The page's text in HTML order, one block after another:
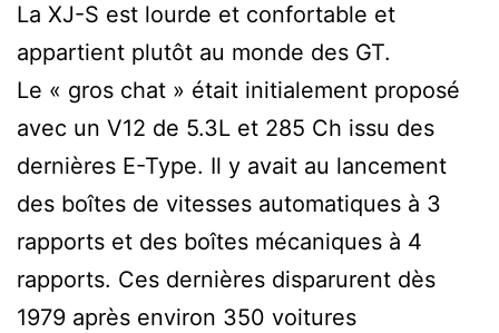
La XJ-S est lourde et confortable et
appartient plutôt au monde des GT.
Le « gros chat » était initialement proposé
avec un V12 de 5.3L et 285 Ch issu des
dernières E-Type. Il y avait au lancement
des boîtes de vitesses automatiques à 3
rapports et des boîtes mécaniques à 4
rapports. Ces dernières disparurent dès
1979 après environ 350 voitures